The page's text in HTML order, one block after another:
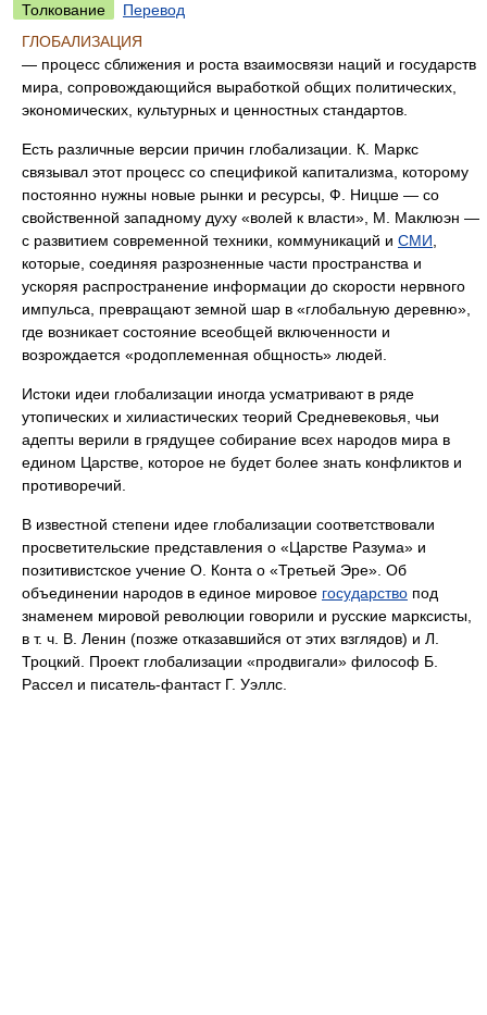
Толкование
Перевод
ГЛОБАЛИЗАЦИЯ
— процесс сближения и роста взаимосвязи наций и государств
мира, сопровождающийся выработкой общих политических,
экономических, культурных и ценностных стандартов.
Есть различные версии причин глобализации. К. Маркс
связывал этот процесс со спецификой капитализма, которому
постоянно нужны новые рынки и ресурсы, Ф. Ницше — со
свойственной западному духу «волей к власти», М. Маклюэн —
с развитием современной техники, коммуникаций и СМИ
которые, соединяя разрозненные части пространства и
ускоряя распространение информации до скорости нервного
импульса, превращают земной шар в «глобальную деревню»,
где возникает состояние всеобщей включенности и
возрождается «родоплеменная общность» людей.
Истоки идеи глобализации иногда усматривают в ряде
утопических и хилиастических теорий Средневековья, чьи
адепты верили в грядущее собирание всех народов мира в
едином Царстве, которое не будет более знать конфликтов и
противоречий.
В известной степени идее глобализации соответствовали
просветительские представления о «Царстве Разума» и
позитивистское учение О. Конта о «Третьей Эре». Об
объединении народов в единое мировое государство под
знаменем мировой революции говорили и русские марксисты,
в т. ч. В. Ленин (позже отказавшийся от этих взглядов) и Л.
Троцкий. Проект глобализации «продвигали» философ Б.
Рассел и писатель-фантаст Г. Уэллс.